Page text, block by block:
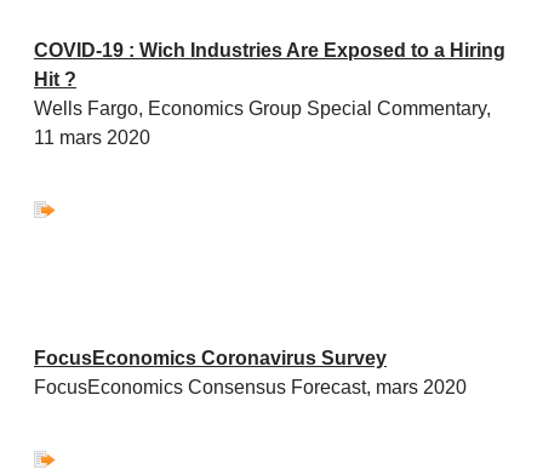
COVID-19 : Wich Industries Are Exposed to a Hiring
Hit ?
Wells Fargo, Economics Group Special Commentary,
11 mars 2020
FocusEconomics Coronavirus Survey
FocusEconomics Consensus Forecast, mars 2020